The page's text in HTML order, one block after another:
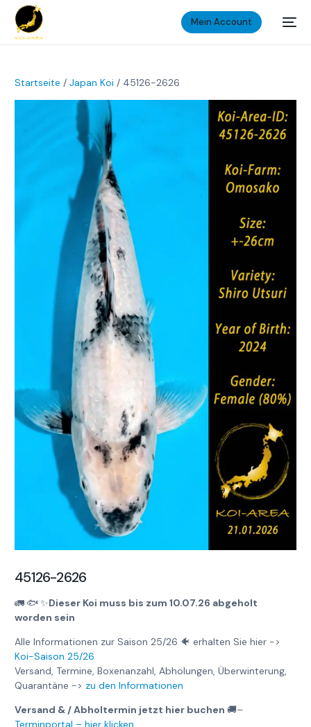
Mein Account
Startseite /Japan Koi / 45126-2626
45126-2626
🚛🐟✨Dieser Koi muss bis zum 10.07.26 abgeholt
worden sein
Alle Informationen zur Saison 25/26 🐠 erhalten Sie hier ->
Koi-Saison 25/26
Versand, Termine, Boxenanzahl, Abholungen, Überwinterung,
Quarantäne -> zu den Informationen
Versand & / Abholtermin jetzt hier buchen 🚚–
Terminportal – hier klicken